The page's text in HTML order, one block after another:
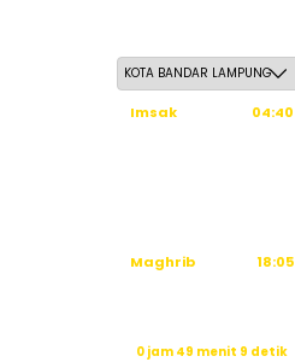
Imsak
04:40
Maghrib
18:05
0 jam 49 menit 8 detik